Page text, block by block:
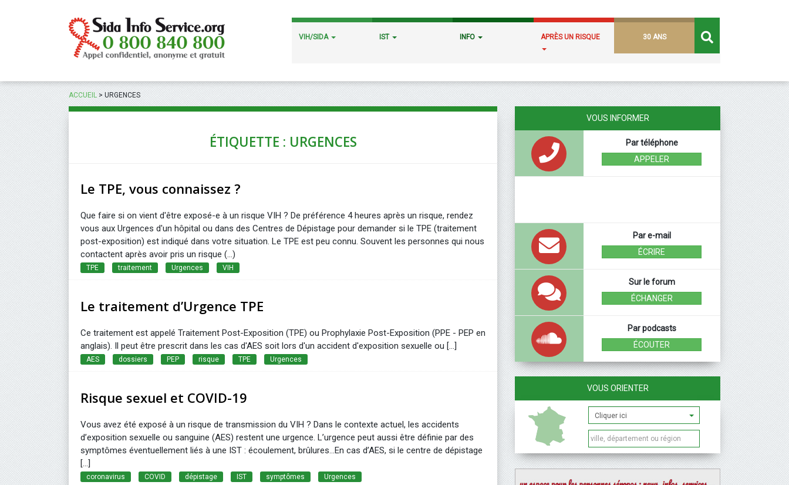
VIH/SIDA IST INFO APRÈS UN RISQUE 30 ANS
ACCUEIL>URGENCES
ÉTIQUETTE : URGENCES
Le TPE, vous connaissez ?
Que faire si on vient d'être exposé-e à un risque VIH ? De préférence 4 heures après un risque, rendez
vous aux Urgences d'un hôpital ou dans des Centres de Dépistage pour demander si le TPE (traitement
post-exposition) est indiqué dans votre situation. Le TPE est peu connu. Souvent les personnes qui nous
contactent après avoir pris un risque (...)
TPE traitement Urgences VIH
Le traitement d’Urgence TPE
Ce traitement est appelé Traitement Post-Exposition (TPE) ou Prophylaxie Post-Exposition (PPE - PEP en
anglais). Il peut être prescrit dans les cas d'AES soit lors d'un accident d'exposition sexuelle ou [...]
AES dossiers PEP risque TPE Urgences
Risque sexuel et COVID-19
Vous avez été exposé à un risque de transmission du VIH ? Dans le contexte actuel, les accidents
d’exposition sexuelle ou sanguine (AES) restent une urgence. L’urgence peut aussi être définie par des
symptômes éventuellement liés à une IST : écoulement, brûlures…En cas d’AES, si le centre de dépistage
[...]
coronavirus COVID dépistage IST symptômes Urgences
VOUS INFORMER
Par téléphone
APPELER
Par e-mail
ÉCRIRE
Sur le forum
ÉCHANGER
Par podcasts
ÉCOUTER
VOUS ORIENTER